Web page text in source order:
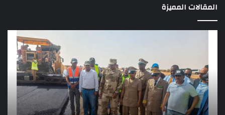
المقالات المميزة
اشغال
بناء
طريق
باركيول-
الصواطه